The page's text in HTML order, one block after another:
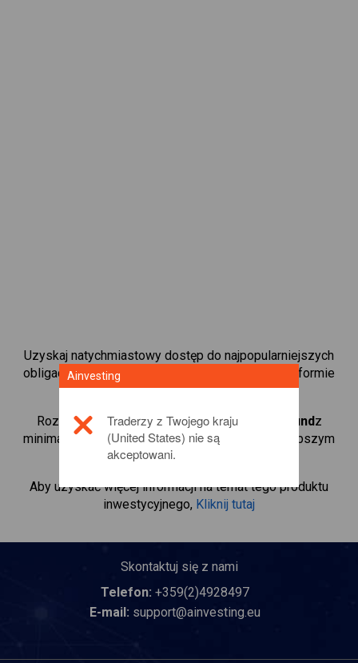
Uzyskaj natychmiastowy dostęp do najpopularniejszych
obligacji dostępnych bezpośrednio na naszej platformie
kontraktami CFD do handlu.
Rozpocznij handel kontraktami CFD w
Compoundz
minimalnym depozytem zabezpieczającym, najlepszym
wykonaniem i dźwignią do 1:200.
Aby uzyskać więcej informacji na temat tego produktu
inwestycyjnego, Kliknij tutaj
Skontaktuj się z nami
Telefon: +359(2)4928497
E-mail: support@ainvesting.eu
Ainvesting
Traderzy z Twojego kraju
(United States) nie są
akceptowani.